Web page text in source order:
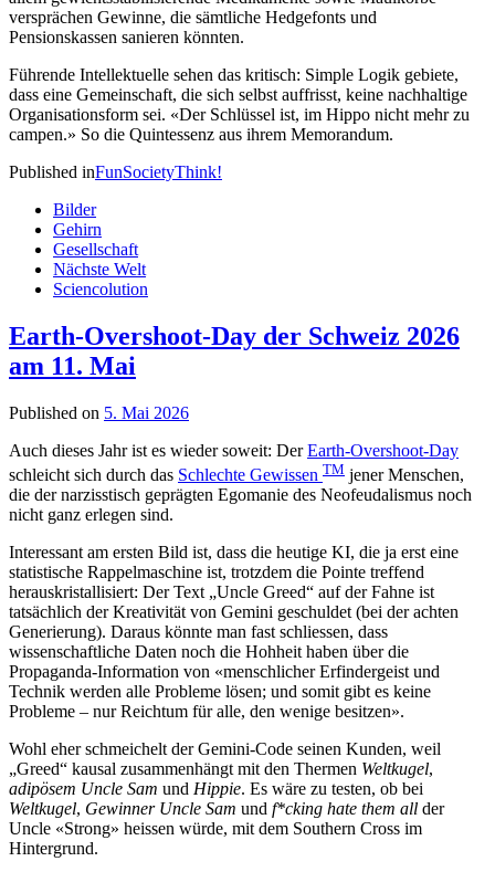
versprächen Gewinne, die sämtliche Hedgefonts und
Pensionskassen sanieren könnten.
Führende Intellektuelle sehen das kritisch: Simple Logik gebiete,
dass eine Gemeinschaft, die sich selbst auffrisst, keine nachhaltige
Organisationsform sei. «Der Schlüssel ist, im Hippo nicht mehr zu
campen.» So die Quintessenz aus ihrem Memorandum.
Published inFunSocietyThink!
Bilder
Gehirn
Gesellschaft
Nächste Welt
Sciencolution
Earth-Overshoot-Day der Schweiz 2026
am 11. Mai
Published on 5. Mai 2026
Auch dieses Jahr ist es wieder soweit: DerEarth-Overshoot-Day
schleicht sich durch das Schlechte Gewissen TM jener Menschen,
die der narzisstisch geprägten Egomanie des Neofeudalismus noch
nicht ganz erlegen sind.
Interessant am ersten Bild ist, dass die heutige KI, die ja erst eine
statistische Rappelmaschine ist, trotzdem die Pointe treffend
herauskristallisiert: Der Text „Uncle Greed“ auf der Fahne ist
tatsächlich der Kreativität von Gemini geschuldet (bei der achten
Generierung). Daraus könnte man fast schliessen, dass
wissenschaftliche Daten noch die Hohheit haben über die
Propaganda-Information von «menschlicher Erfindergeist und
Technik werden alle Probleme lösen; und somit gibt es keine
Probleme – nur Reichtum für alle, den wenige besitzen».
Wohl eher schmeichelt der Gemini-Code seinen Kunden, weil
„Greed“ kausal zusammenhängt mit den Thermen Weltkugel,
adipösem Uncle Sam und Hippie. Es wäre zu testen, ob bei
Weltkugel, Gewinner Uncle Sam und f*cking hate them all der
Uncle «Strong» heissen würde, mit dem Southern Cross im
Hintergrund.